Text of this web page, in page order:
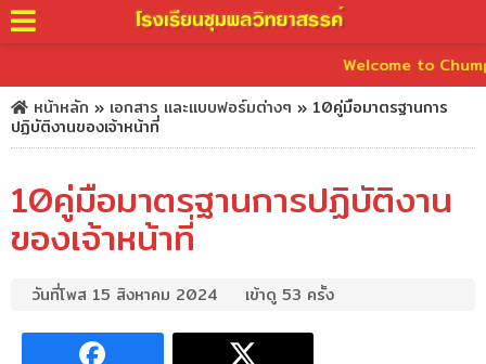
Welcome to
หน้าหลัก » เอกสาร และแบบฟอร์มต่างๆ » 10คู่มือมาตรฐานการ
ปฏิบัติงานของเจ้าหน้าที่
10คู่มือมาตรฐานการปฏิบัติงาน
ของเจ้าหน้าที่
วันที่โพส 15 สิงหาคม 2024 เข้าดู 53 ครั้ง